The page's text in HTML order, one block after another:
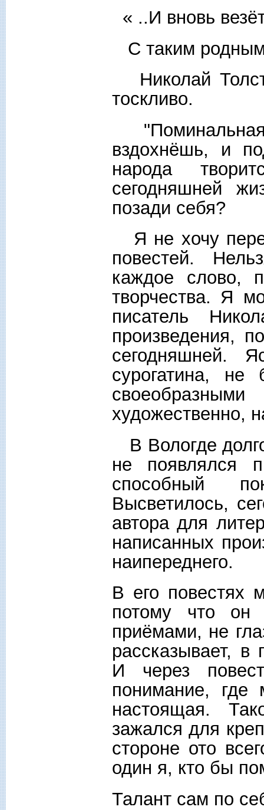
« ..И вновь
С таким родным
Николай
тоскливо.
"Поминальная
вздохнёшь, и
народа
сегодняшней
позади себя?
Я не хочу
повестей.
каждое слово,
творчества. Я
писатель
произведения,
сегодняшней.
сурогатина,
художественно,
В Вологде
не появлялся
способный
Высветилось,
автора для
написанных
наипереднего.
В его повестях
потому что он
приёмами, не
рассказывает, в
И через
понимание, где
настоящая.
зажался для
стороне ото
один я, кто бы
Талант сам по